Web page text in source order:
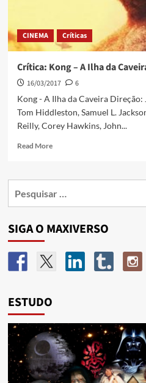
CINEMA Críticas
Crítica: Kong – A Ilha da
16/03/2017
6
Kong - A Ilha da Caveira
Tom Hiddleston, Samuel L.
Reilly, Corey Hawkins, John...
Read More
SIGA O MAXIVERSO
ESTUDO